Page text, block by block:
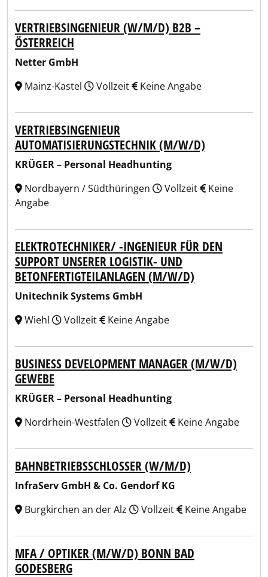
VERTRIEBSINGENIEUR (W/M/D) B2B –
ÖSTERREICH
Netter GmbH
Mainz-Kastel
Vollzeit Keine Angabe
VERTRIEBSINGENIEUR
AUTOMATISIERUNGSTECHNIK (M/W/D)
KRÜGER – Personal Headhunting
Nordbayern / Südthüringen
Vollzeit
Keine
Angabe
ELEKTROTECHNIKER/ -INGENIEUR FÜR DEN
SUPPORT UNSERER LOGISTIK- UND
BETONFERTIGTEILANLAGEN (M/W/D)
Unitechnik Systems GmbH
Wiehl
Vollzeit Keine Angabe
BUSINESS DEVELOPMENT MANAGER (M/W/D)
GEWEBE
KRÜGER – Personal Headhunting
Nordrhein-Westfalen
Vollzeit Keine Angabe
BAHNBETRIEBSSCHLOSSER (W/M/D)
InfraServ GmbH & Co. Gendorf KG
Burgkirchen an der Alz
Vollzeit Keine Angabe
MFA / OPTIKER (M/W/D) BONN BAD
GODESBERG